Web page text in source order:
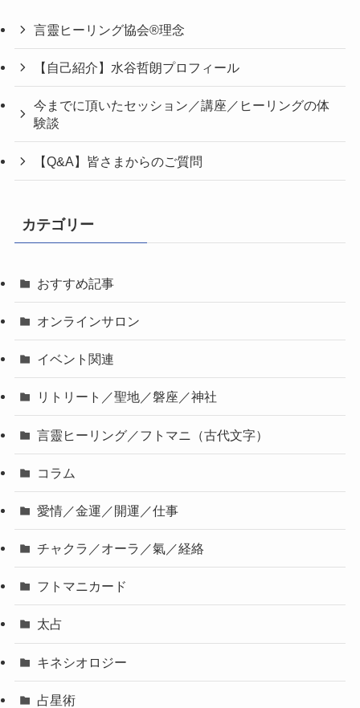
言靈ヒーリング協会®理念
【自己紹介】水谷哲朗プロフィール
今までに頂いたセッション／講座／ヒーリングの体
験談
【Q&A】皆さまからのご質問
カテゴリー
おすすめ記事
オンラインサロン
イベント関連
リトリート／聖地／磐座／神社
言靈ヒーリング／フトマニ（古代文字）
コラム
愛情／金運／開運／仕事
チャクラ／オーラ／氣／経絡
フトマニカード
太占
キネシオロジー
占星術